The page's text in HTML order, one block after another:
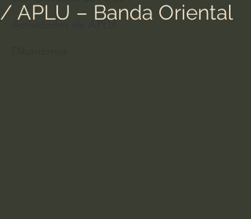
Actividades de APLU
/ APLU – Banda Oriental